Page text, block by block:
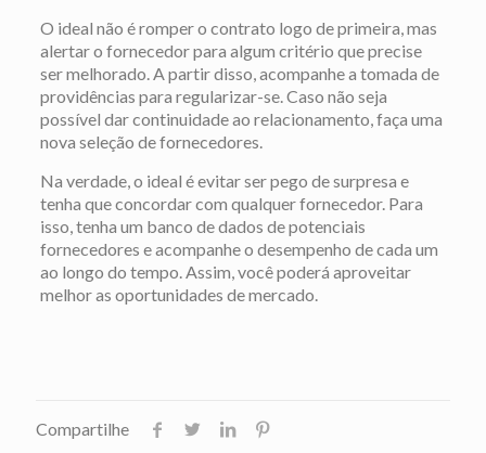
O ideal não é romper o contrato logo de primeira, mas
alertar o fornecedor para algum critério que precise
ser melhorado. A partir disso, acompanhe a tomada de
providências para regularizar-se. Caso não seja
possível dar continuidade ao relacionamento, faça uma
nova seleção de fornecedores.
Na verdade, o ideal é evitar ser pego de surpresa e
tenha que concordar com qualquer fornecedor. Para
isso, tenha um banco de dados de potenciais
fornecedores e acompanhe o desempenho de cada um
ao longo do tempo. Assim, você poderá aproveitar
melhor as oportunidades de mercado.
Compartilhe